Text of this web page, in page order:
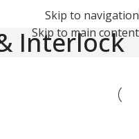
Skip to navigation
Skip to main content
Interlock